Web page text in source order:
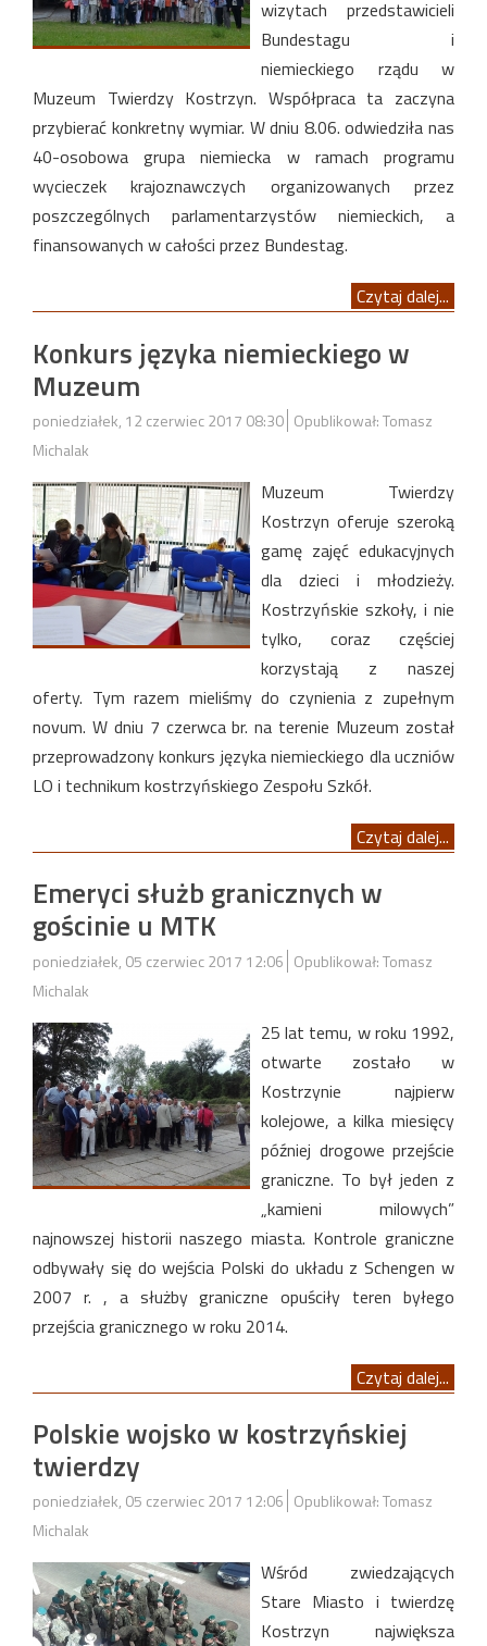
wizytach przedstawicieli
Bundestagu i
niemieckiego rządu w
Muzeum Twierdzy Kostrzyn. Współpraca ta zaczyna
przybierać konkretny wymiar. W dniu 8.06. odwiedziła nas
40-osobowa grupa niemiecka w ramach programu
wycieczek krajoznawczych organizowanych przez
poszczególnych parlamentarzystów niemieckich, a
finansowanych w całości przez Bundestag.
Czytaj dalej...
Konkurs języka niemieckiego w
Muzeum
poniedziałek, 12 czerwiec 2017 08:30 Opublikował: Tomasz
Michalak
Muzeum Twierdzy
Kostrzyn oferuje szeroką
gamę zajęć edukacyjnych
dla dzieci i młodzieży.
Kostrzyńskie szkoły, i nie
tylko, coraz częściej
korzystają z naszej
oferty. Tym razem mieliśmy do czynienia z zupełnym
novum. W dniu 7 czerwca br. na terenie Muzeum został
przeprowadzony konkurs języka niemieckiego dla uczniów
LO i technikum kostrzyńskiego Zespołu Szkół.
Czytaj dalej...
Emeryci służb granicznych w
gościnie u MTK
poniedziałek, 05 czerwiec 2017 12:06 Opublikował: Tomasz
Michalak
25 lat temu, w roku 1992,
otwarte zostało w
Kostrzynie najpierw
kolejowe, a kilka miesięcy
później drogowe przejście
graniczne. To był jeden z
„kamieni milowych”
najnowszej historii naszego miasta. Kontrole graniczne
odbywały się do wejścia Polski do układu z Schengen w
2007 r. , a służby graniczne opuściły teren byłego
przejścia granicznego w roku 2014.
Czytaj dalej...
Polskie wojsko w kostrzyńskiej
twierdzy
poniedziałek, 05 czerwiec 2017 12:06 Opublikował: Tomasz
Michalak
Wśród zwiedzających
Stare Miasto i twierdzę
Kostrzyn największa